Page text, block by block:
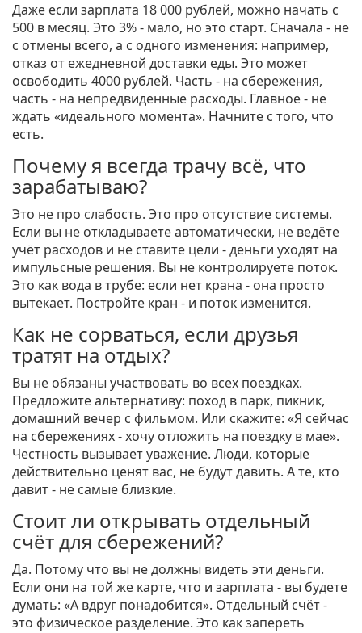
Даже если зарплата 18 000 рублей, можно начать с
500 в месяц. Это 3% - мало, но это старт. Сначала - не
с отмены всего, а с одного изменения: например,
отказ от ежедневной доставки еды. Это может
освободить 4000 рублей. Часть - на сбережения,
часть - на непредвиденные расходы. Главное - не
ждать «идеального момента». Начните с того, что
есть.
Почему я всегда трачу всё, что
зарабатываю?
Это не про слабость. Это про отсутствие системы.
Если вы не откладываете автоматически, не ведёте
учёт расходов и не ставите цели - деньги уходят на
импульсные решения. Вы не контролируете поток.
Это как вода в трубе: если нет крана - она просто
вытекает. Постройте кран - и поток изменится.
Как не сорваться, если друзья
тратят на отдых?
Вы не обязаны участвовать во всех поездках.
Предложите альтернативу: поход в парк, пикник,
домашний вечер с фильмом. Или скажите: «Я сейчас
на сбережениях - хочу отложить на поездку в мае».
Честность вызывает уважение. Люди, которые
действительно ценят вас, не будут давить. А те, кто
давит - не самые близкие.
Стоит ли открывать отдельный
счёт для сбережений?
Да. Потому что вы не должны видеть эти деньги.
Если они на той же карте, что и зарплата - вы будете
думать: «А вдруг понадобится». Отдельный счёт -
это физическое разделение. Это как запереть